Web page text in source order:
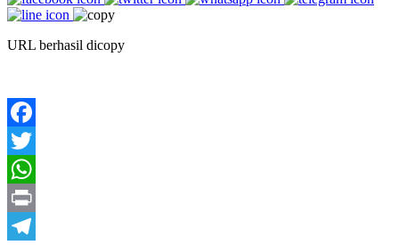
URL berhasil dicopy
Facebook
Twitter
WhatsApp
Print